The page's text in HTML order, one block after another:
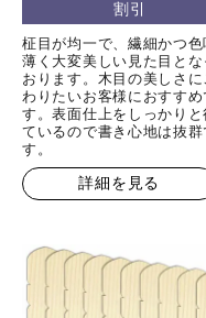
割引
柾目が均一で、繊細かつ色
薄く大変美しい見た目とな
おります。木目の美しさに
わりたいお客様におすすめ
す。表面仕上をしっかりと
ているので書き心地は抜群
す。
詳細を見る